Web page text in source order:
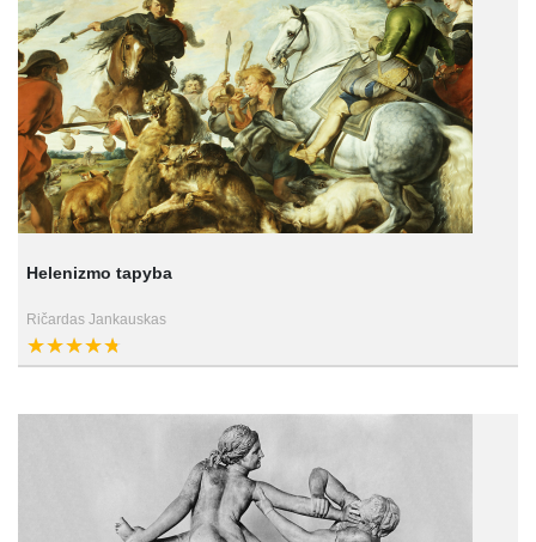
Helenizmo tapyba
Ričardas Jankauskas